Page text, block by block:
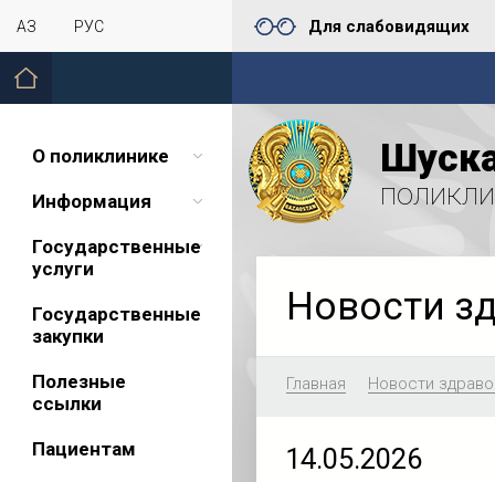
ҚАЗ РУС Для слабовидящих
О поликлинике
Информация
Государственные
услуги
Государственные
закупки
Полезные
ссылки
Пациентам
Новости
Главная Новости
14.05.2026